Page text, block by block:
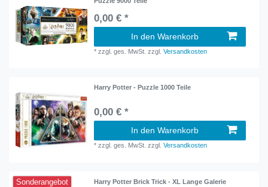
0,00 € *
In den Warenkorb
*zzgl. ges. MwSt. zzgl.Versandkosten
Harry Potter - Puzzle 1000 Teile
0,00 € *
In den Warenkorb
*zzgl. ges. MwSt. zzgl.Versandkosten
Sonderangebot Harry Potter Brick Trick - XL Lange Galerie